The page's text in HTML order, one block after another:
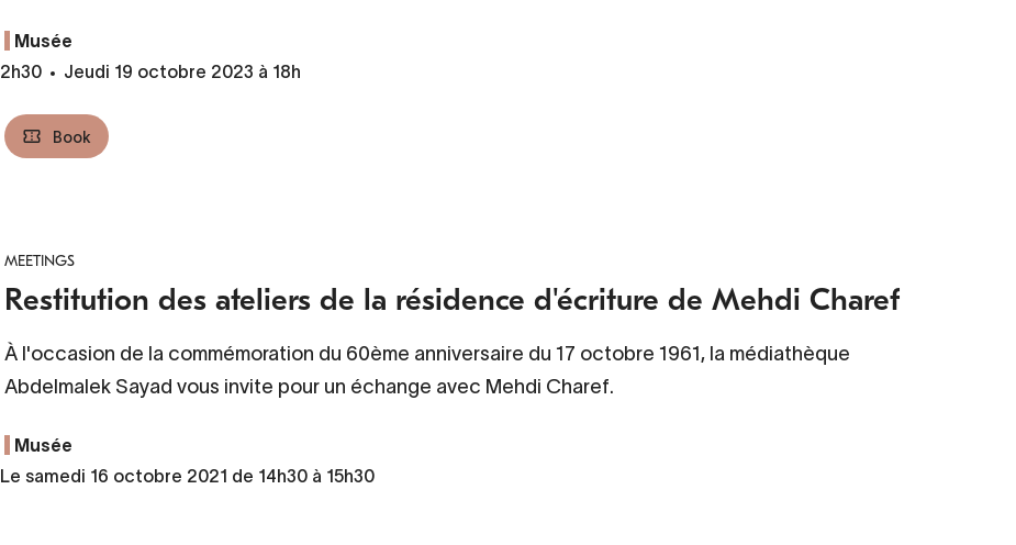
Musée
2h30
Jeudi 19 octobre 2023 à 18h
Book
MEETINGS
Restitution des ateliers de la résidence d'écriture de Mehdi Charef
À l'occasion de la commémoration du 60ème anniversaire du 17 octobre 1961, la médiathèque
Abdelmalek Sayad vous invite pour un échange avec Mehdi Charef.
Musée
Le samedi 16 octobre 2021 de 14h30 à 15h30